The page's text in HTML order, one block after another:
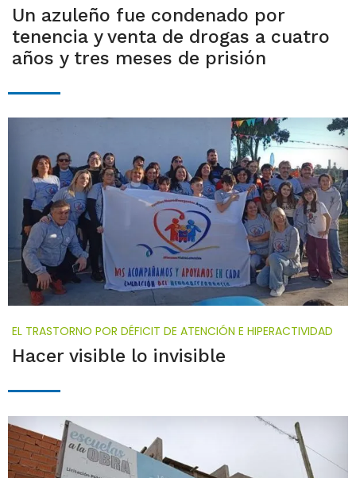
Un azuleño fue condenado por
tenencia y venta de drogas a cuatro
años y tres meses de prisión
EL TRASTORNO POR DÉFICIT DE ATENCIÓN E HIPERACTIVIDAD
Hacer visible lo invisible